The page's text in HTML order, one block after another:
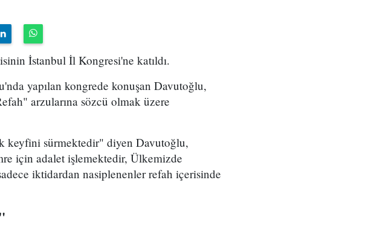
İstanbul İl Kongresi'ne katıldı.
yapılan kongrede konuşan Davutoğlu,
arzularına sözcü olmak üzere
keyfini sürmektedir" diyen Davutoğlu,
için adalet işlemektedir, Ülkemizde
iktidardan nasiplenenler refah içerisinde